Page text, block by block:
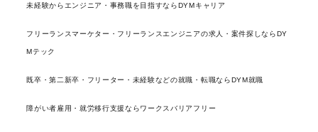
未経験からエンジニア・事務職を目指すならDYMキャリア
フリーランスマーケター・フリーランスエンジニアの求人・案件探しならDY
Mテック
既卒・第二新卒・フリーター・未経験などの就職・転職ならDYM就職
障がい者雇用・就労移行支援ならワークスバリアフリー